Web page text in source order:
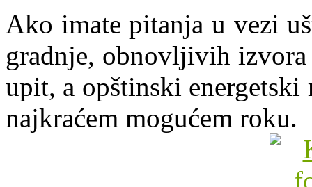
Ako imate pitanja u vezi
gradnje, obnovljivih izvora
upit, a opštinski energetski
najkraćem mogućem roku.